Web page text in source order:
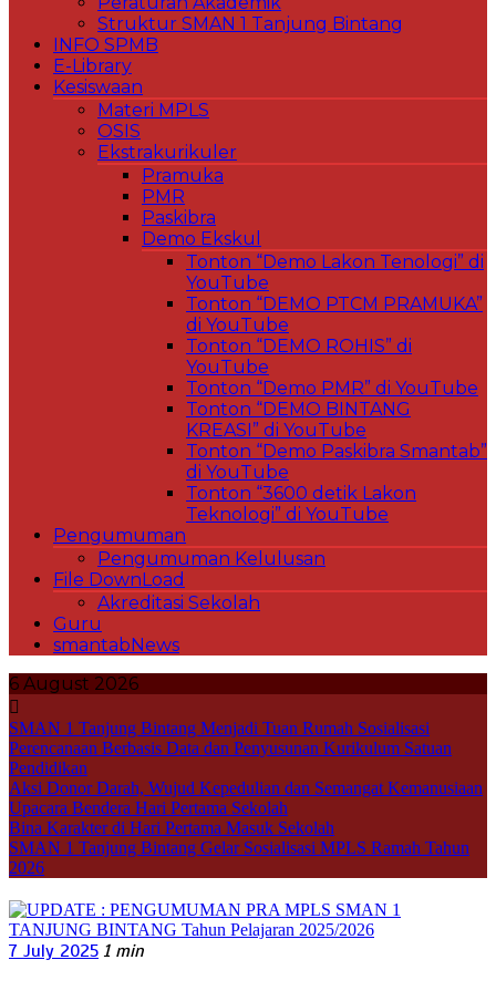
Struktur SMAN 1 Tanjung Bintang
INFO SPMB
E-Library
Kesiswaan
Materi MPLS
OSIS
Ekstrakurikuler
Pramuka
PMR
Paskibra
Demo Ekskul
Tonton “Demo Lakon Tenologi” di
YouTube
Tonton “DEMO PTCM PRAMUKA”
di YouTube
Tonton “DEMO ROHIS” di
YouTube
Tonton “Demo PMR” di YouTube
Tonton “DEMO BINTANG
KREASI” di YouTube
Tonton “Demo Paskibra Smantab”
di YouTube
Tonton “3600 detik Lakon
Teknologi” di YouTube
Pengumuman
Pengumuman Kelulusan
File DownLoad
Akreditasi Sekolah
Guru
smantabNews
6 August 2026
SMAN 1 Tanjung Bintang Menjadi Tuan Rumah Sosialisasi
Perencanaan Berbasis Data dan Penyusunan Kurikulum Satuan
Pendidikan
Aksi Donor Darah, Wujud Kepedulian dan Semangat Kemanusiaan
Upacara Bendera Hari Pertama Sekolah
Bina Karakter di Hari Pertama Masuk Sekolah
SMAN 1 Tanjung Bintang Gelar Sosialisasi MPLS Ramah Tahun
2026
7 July 2025 1 min